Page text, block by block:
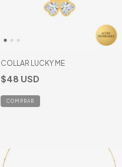
COLLAR LUCKY ME
$48 USD